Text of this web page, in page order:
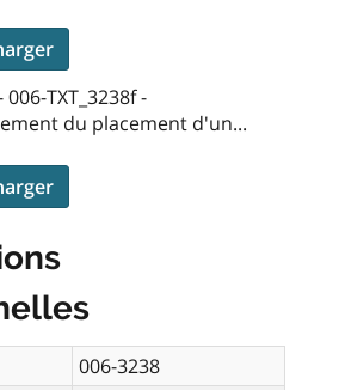
006-TXT_3238f -
du placement d'un...
006-3238